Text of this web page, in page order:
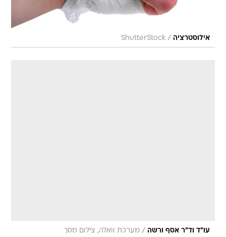
אילוסטרציה /
ShutterStock
עו"ד וד"ר אסף ורשה / מערכת וואלה, צילום מסך